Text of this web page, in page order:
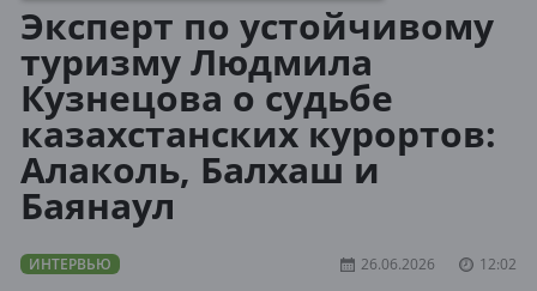
Эксперт по устойчивому
туризму Людмила
Кузнецова о судьбе
казахстанских курортов:
Алаколь, Балхаш и
Баянаул
ИНТЕРВЬЮ 26.06.2026 12:02